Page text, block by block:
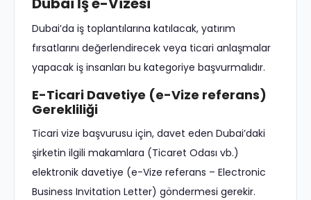
Dubai’da iş toplantılarına katılacak, yatırım
fırsatlarını değerlendirecek veya ticari anlaşmalar
yapacak iş insanları bu kategoriye başvurmalıdır.
E-Ticari Davetiye (e-Vize referans)
Gerekliliği
Ticari vize başvurusu için, davet eden Dubai’daki
şirketin ilgili makamlara (Ticaret Odası vb.)
elektronik davetiye (e-Vize referans – Electronic
Business Invitation Letter) göndermesi gerekir.